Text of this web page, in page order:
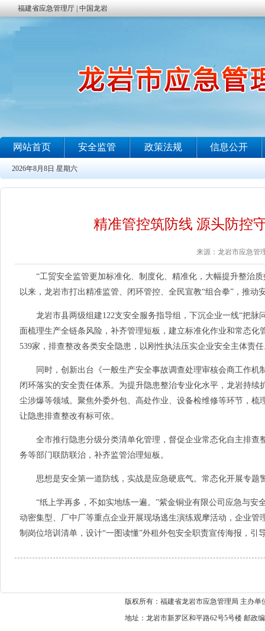
精准管控筑防线 源头防控
来源：龙岩市应急管
“工贸安全监管更加标准化、制度化、精准化，大幅提升整治质
以来，龙岩市打出精准监管、闭环管控、全民宣教“组合拳”，推
龙岩市县两级组建122支安全服务指导组，下沉企业一线“把脉
面梳理生产全链条风险，补齐管理短板，建立标准化作业和常态
539家，排查整改各类安全隐患，以刚性执法压实企业安全主体责
同时，创新出台《一般生产安全事故调查处理审核会商工作机
闭环落实的安全责任体系。为提升隐患整治专业化水平，龙岩持
尘涉爆等领域。聚焦外委外包、高处作业、设备检维修等环节，
让隐患排查整改有标可依。
全市推行隐患分级分类清单化管理，督促企业常态化自主排查
务等部门联防联治，补齐监管治理短板。
思想是安全第一道防线，实战是应急硬底气。常态化开展专题
“纸上学再多，不如实地练一遍。”紫金铜业有限公司应急与安
动密集型、厂中厂等重点企业开展现场逃生演练观摩活动，企业
制岗位培训清单，设计“一图读懂”外租外包安全职责宣传海报，引